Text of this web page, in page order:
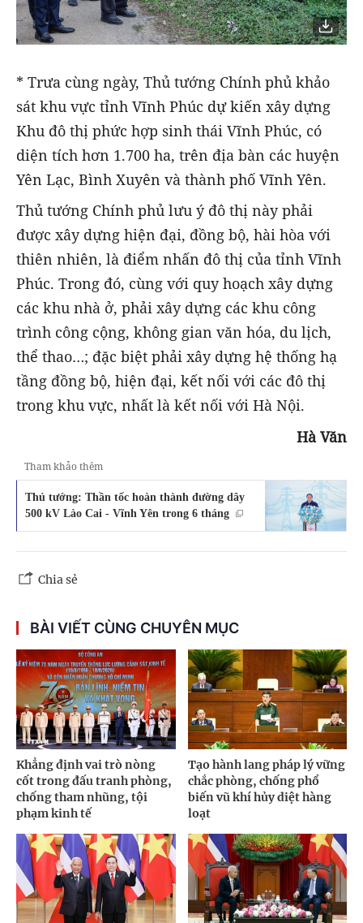
* Trưa cùng ngày, Thủ tướng Chính phủ khảo
sát khu vực tỉnh Vĩnh Phúc dự kiến xây dựng
Khu đô thị phức hợp sinh thái Vĩnh Phúc, có
diện tích hơn 1.700 ha, trên địa bàn các huyện
Yên Lạc, Bình Xuyên và thành phố Vĩnh Yên.
Thủ tướng Chính phủ lưu ý đô thị này phải
được xây dựng hiện đại, đồng bộ, hài hòa với
thiên nhiên, là điểm nhấn đô thị của tỉnh Vĩnh
Phúc. Trong đó, cùng với quy hoạch xây dựng
các khu nhà ở, phải xây dựng các khu công
trình công cộng, không gian văn hóa, du lịch,
thể thao…; đặc biệt phải xây dựng hệ thống hạ
tầng đồng bộ, hiện đại, kết nối với các đô thị
trong khu vực, nhất là kết nối với Hà Nội.
Hà Văn
Tham khảo thêm
Thủ tướng: Thần tốc hoàn thành đường dây
500 kV Lào Cai - Vĩnh Yên trong 6 tháng
Chia sẻ
BÀI VIẾT CÙNG CHUYÊN MỤC
Khẳng định vai trò nòng
cốt trong đấu tranh phòng,
chống tham nhũng, tội
phạm kinh tế
Tạo hành lang pháp lý vững
chắc phòng, chống phổ
biến vũ khí hủy diệt hàng
loạt